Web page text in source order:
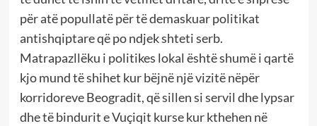
për atë popullatë për të demaskuar politikat
antishqiptare që po ndjek shteti serb.
Matrapazllëku i politikes lokal është shumë i qartë
kjo mund të shihet kur bëjnë një vizitë nëpër
korridoreve Beogradit, që sillen si servil dhe lypsar
dhe të bindurit e Vuçiqit kurse kur kthehen në